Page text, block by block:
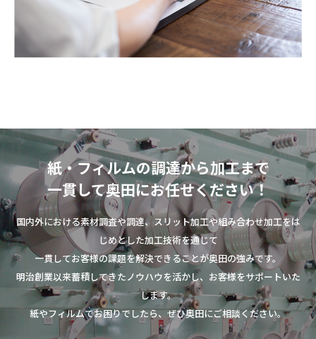
紙・フィルムの調達から加工まで
一貫して奥田にお任せください！
国内外における素材調査や調達、スリット加工や組み合わせ加工をは
じめとした加工技術を通じて
一貫してお客様の課題を解決できることが奥田の強みです。
明治創業以来蓄積してきたノウハウを活かし、お客様をサポートいた
します。
紙やフィルムでお困りでしたら、ぜひ奥田にご相談ください。